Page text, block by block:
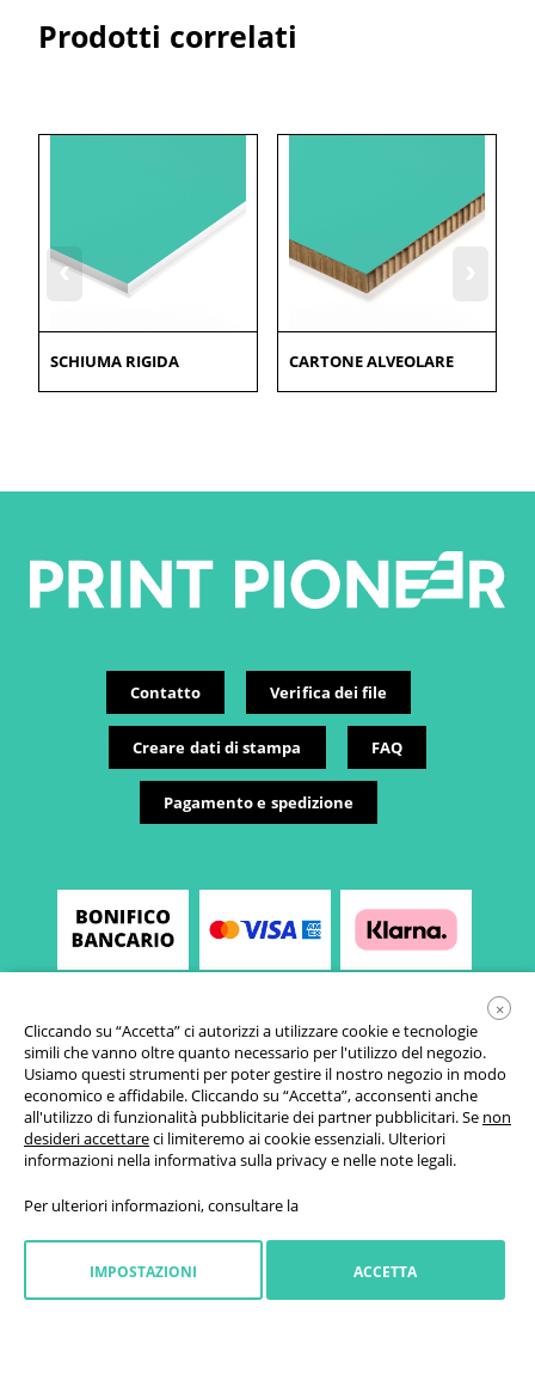
Prodotti correlati
‹
SCHIUMA RIGIDA CARTONE ALVEOLARE
Contatto Verifica dei file
Creare dati di stampa FAQ
Pagamento e spedizione
Condizioni generali di vendita
Informazioni legali
×
Cliccando su “Accetta” ci autorizzi a utilizzare cookie e tecnologie
simili che vanno oltre quanto necessario per l'utilizzo del negozio.
Usiamo questi strumenti per poter gestire il nostro negozio in modo
economico e affidabile. Cliccando su “Accetta”, acconsenti anche
all'utilizzo di funzionalità pubblicitarie dei partner pubblicitari. Se non
desideri accettareci limiteremo ai cookie essenziali. Ulteriori
informazioni nella informativa sulla privacye nelle note legali.
Per ulteriori informazioni, consultare la
IMPOSTAZIONI ACCETTA